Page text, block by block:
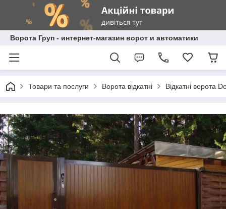
Ворота Груп - интернет-магазин ворот и автоматики
Товари та послуги Ворота відкатні Відкатні ворота